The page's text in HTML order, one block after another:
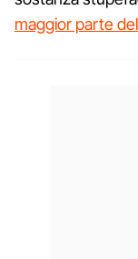
maggior parte